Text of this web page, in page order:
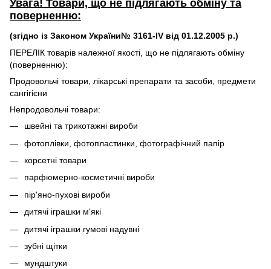
Увага! Товари, що не підлягають обміну та
поверненню:
(згідно із Законом України№ 3161-IV від 01.12.2005 р.)
ПЕРЕЛІК товарів належної якості, що не підлягають обміну
(поверненню):
Продовольчі товари, лікарські препарати та засоби, предмети
сангігієни
Непродовольчі товари:
швейні та трикотажні вироби
фотоплівки, фотопластинки, фотографічний папір
корсетні товари
парфюмерно-косметичні вироби
пір'яно-пухові вироби
дитячі іграшки м'які
дитячі іграшки гумові надувні
зубні щітки
мундштуки